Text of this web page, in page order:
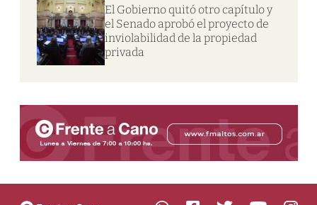
El Gobierno quitó otro capítulo y
el Senado aprobó el proyecto de
inviolabilidad de la propiedad
privada